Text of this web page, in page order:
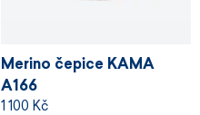
Merino čepice KAMA
A166
1 100 Kč